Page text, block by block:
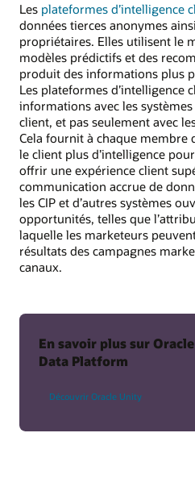
Les plateformes d’intelligence
données tierces anonymes
propriétaires. Elles utilisent le
modèles prédictifs et des
produit des informations plus
Les plateformes d’intelligence
informations avec les
client, et pas seulement avec
Cela fournit à chaque membre
le client plus d’intelligence
offrir une expérience client
communication accrue de
les CIP et d’autres systèmes
opportunités, telles que
laquelle les marketeurs
résultats des campagnes
canaux.
En savoir plus sur
Data Platform
Découvrir Oracle Unity